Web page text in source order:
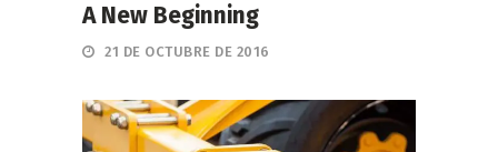
A New Beginning
21 DE OCTUBRE DE 2016